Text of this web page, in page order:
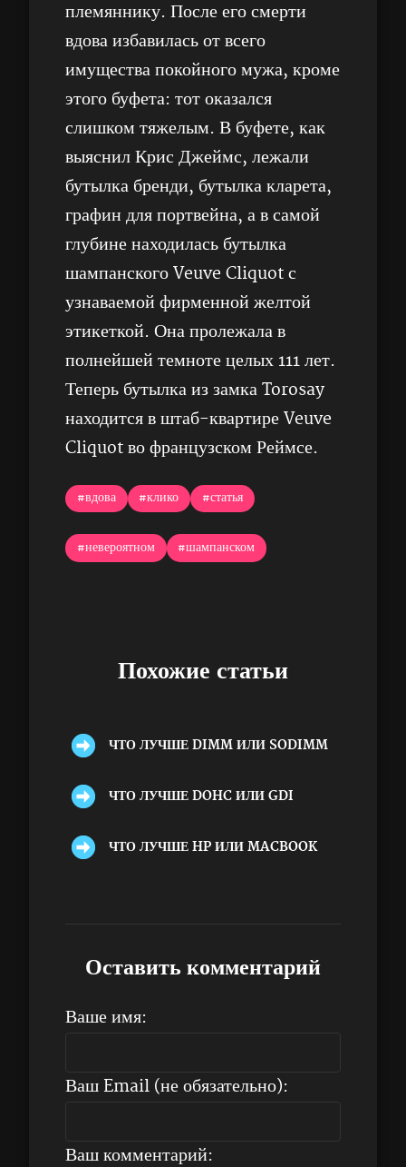
племяннику. После его смерти
вдова избавилась от всего
имущества покойного мужа, кроме
этого буфета: тот оказался
слишком тяжелым. В буфете, как
выяснил Крис Джеймс, лежали
бутылка бренди, бутылка кларета,
графин для портвейна, а в самой
глубине находилась бутылка
шампанского Veuve Cliquot с
узнаваемой фирменной желтой
этикеткой. Она пролежала в
полнейшей темноте целых 111 лет.
Теперь бутылка из замка Torosay
находится в штаб-квартире Veuve
Cliquot во французском Реймсе.
#вдова #клико #статья
#невероятном #шампанском
Похожие статьи
ЧТО ЛУЧШЕ DIMM ИЛИ SODIMM
ЧТО ЛУЧШЕ DOHC ИЛИ GDI
ЧТО ЛУЧШЕ HP ИЛИ MACBOOK
Оставить комментарий
Ваше имя:
Ваш Email (не обязательно):
Ваш комментарий: